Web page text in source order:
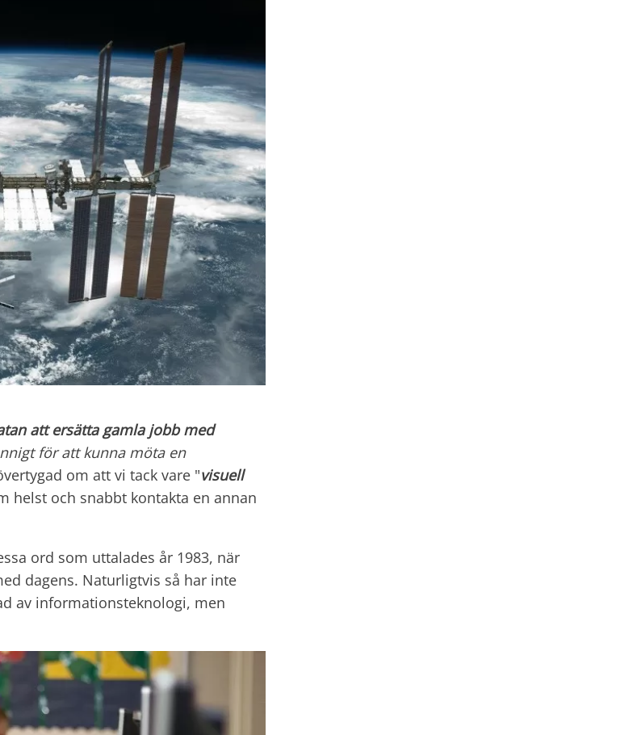
att ersätta gamla jobb med
för att kunna möta en
om att vi tack vare "visuell
helst och snabbt kontakta en annan
ord som uttalades år 1983, när
dagens. Naturligtvis så har inte
av informationsteknologi, men